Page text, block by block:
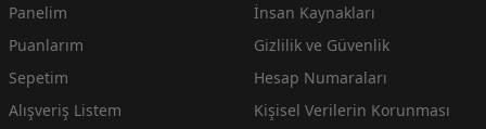
Panelim
Puanlarım
Sepetim
Alışveriş Listem
İnsan Kaynakları
Gizlilik ve Güvenlik
Hesap Numaraları
Kişisel Verilerin Korunması